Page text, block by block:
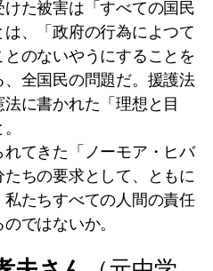
た被害は「すべての国民
、「政府の行為によつて
のないやうにすることを
全国民の問題だ。援護法
に書かれた「理想と目
てきた「ノーモア・ヒバ
ちの要求として、ともに
たちすべての人間の責任
ではないか。